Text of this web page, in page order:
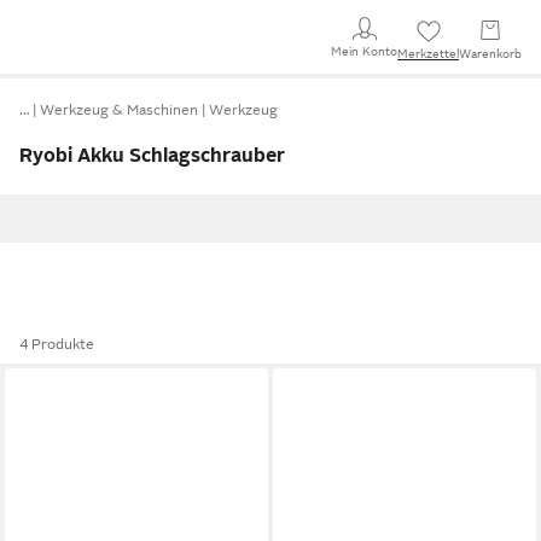
Mein KontoMerkzettel Warenkorb
… Werkzeug & Maschinen Werkzeug
Ryobi Akku Schlagschrauber
4 Produkte